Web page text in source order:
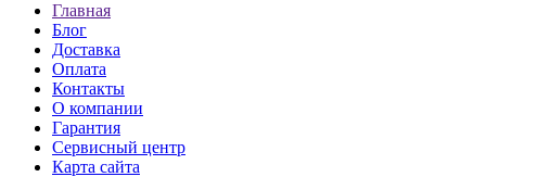
Главная
Блог
Доставка
Оплата
Контакты
О компании
Гарантия
Сервисный центр
Карта сайта